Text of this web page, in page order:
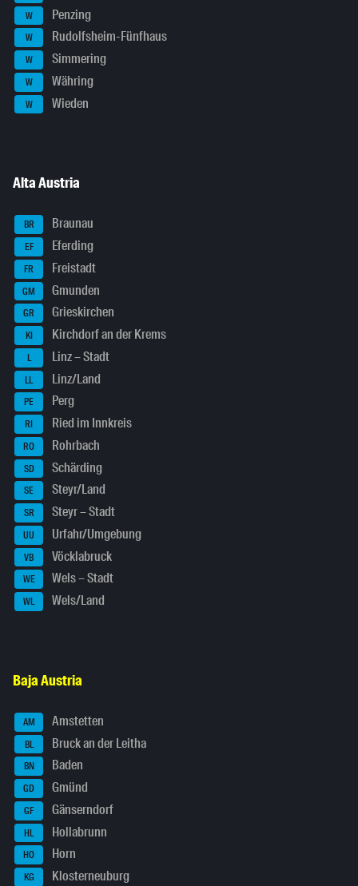
W Penzing
W Rudolfsheim-Fünfhaus
W Simmering
W Währing
W Wieden
Alta Austria
BR Braunau
EF Eferding
FR Freistadt
GM Gmunden
GR Grieskirchen
KI Kirchdorf an der Krems
L Linz – Stadt
LL Linz/Land
PE Perg
RI Ried im Innkreis
RO Rohrbach
SD Schärding
SE Steyr/Land
SR Steyr – Stadt
UU Urfahr/Umgebung
VB Vöcklabruck
WE Wels – Stadt
WL Wels/Land
Baja Austria
AM Amstetten
BL Bruck an der Leitha
BN Baden
GD Gmünd
GF Gänserndorf
HL Hollabrunn
HO Horn
KG Klosterneuburg